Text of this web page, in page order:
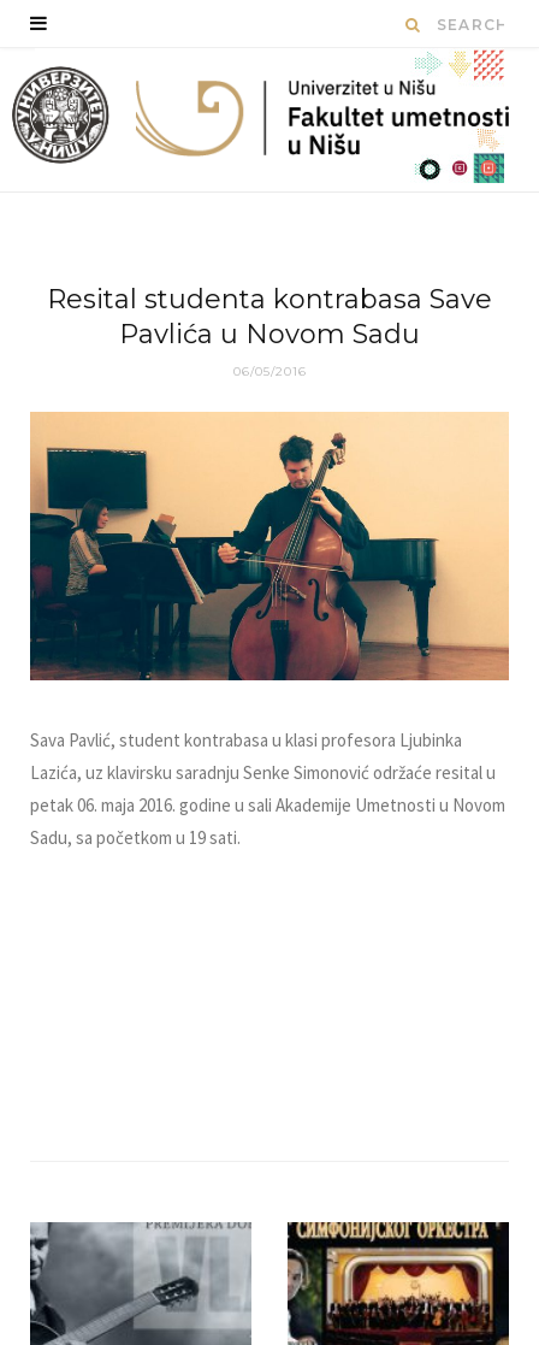
Resital studenta kontrabasa Save
Pavlića u Novom Sadu
06/05/2016
Sava Pavlić, student kontrabasa u klasi profesora Ljubinka
Lazića, uz klavirsku saradnju Senke Simonović održaće resital u
petak 06. maja 2016. godine u sali Akademije Umetnosti u Novom
Sadu, sa početkom u 19 sati.